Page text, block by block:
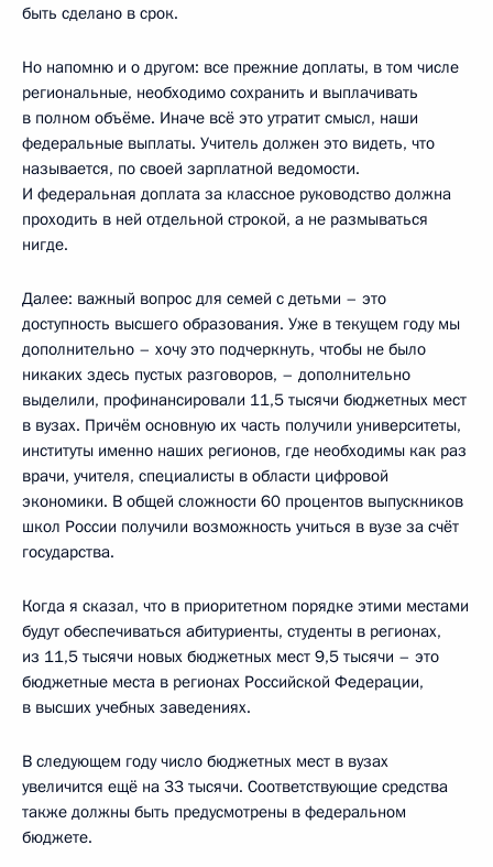
быть сделано в срок.
Но напомню и о другом: все прежние доплаты, в том числе
региональные, необходимо сохранить и выплачивать
в полном объёме. Иначе всё это утратит смысл, наши
федеральные выплаты. Учитель должен это видеть, что
называется, по своей зарплатной ведомости.
И федеральная доплата за классное руководство должна
проходить в ней отдельной строкой, а не размываться
нигде.
Далее: важный вопрос для семей с детьми – это
доступность высшего образования. Уже в текущем году мы
дополнительно – хочу это подчеркнуть, чтобы не было
никаких здесь пустых разговоров, – дополнительно
выделили, профинансировали 11,5 тысячи бюджетных мест
в вузах. Причём основную их часть получили университеты,
институты именно наших регионов, где необходимы как раз
врачи, учителя, специалисты в области цифровой
экономики. В общей сложности 60 процентов выпускников
школ России получили возможность учиться в вузе за счёт
государства.
Когда я сказал, что в приоритетном порядке этими местами
будут обеспечиваться абитуриенты, студенты в регионах,
из 11,5 тысячи новых бюджетных мест 9,5 тысячи – это
бюджетные места в регионах Российской Федерации,
в высших учебных заведениях.
В следующем году число бюджетных мест в вузах
увеличится ещё на 33 тысячи. Соответствующие средства
также должны быть предусмотрены в федеральном
бюджете.